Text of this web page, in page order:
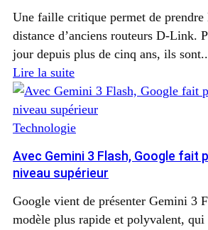
Une faille critique permet de prendre
distance d’anciens routeurs D‑Link.
jour depuis plus de cinq ans, ils
Lire la suite
Technologie
Avec Gemini 3 Flash, Google fait
niveau supérieur
Google vient de présenter Gemini 3
modèle plus rapide et polyvalent, qui